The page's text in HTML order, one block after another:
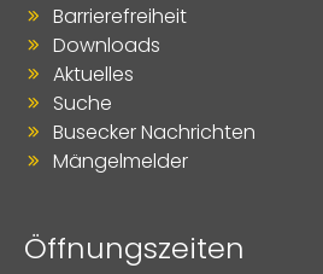
Barrierefreiheit
Downloads
Aktuelles
Suche
Busecker Nachrichten
Mängelmelder
Öffnungszeiten